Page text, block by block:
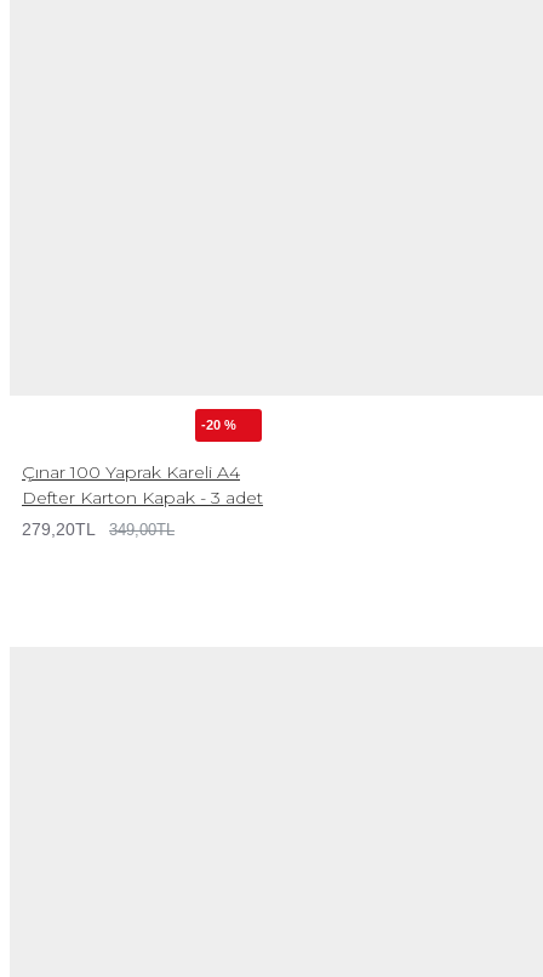
-20 %
Çınar 100 Yaprak Kareli A4
Defter Karton Kapak - 3 adet
279,20TL 349,00TL